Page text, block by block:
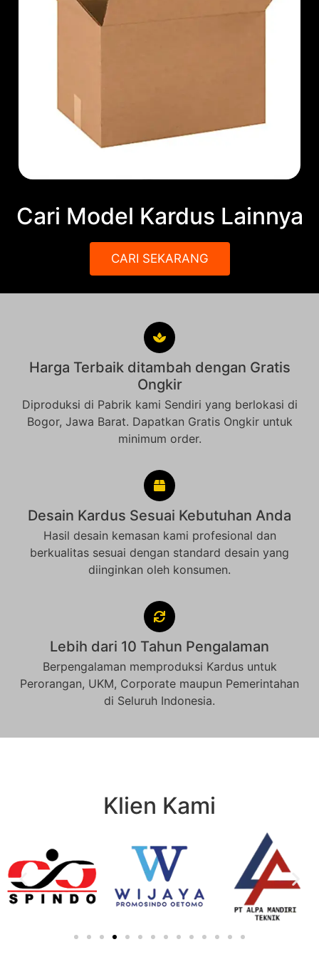
Cari Model Kardus Lainnya
CARI SEKARANG
Harga Terbaik ditambah dengan Gratis
Ongkir
Diproduksi di Pabrik kami Sendiri yang berlokasi di
Bogor, Jawa Barat. Dapatkan Gratis Ongkir untuk
minimum order.
Desain Kardus Sesuai Kebutuhan Anda
Hasil desain kemasan kami profesional dan
berkualitas sesuai dengan standard desain yang
diinginkan oleh konsumen.
Lebih dari 10 Tahun Pengalaman
Berpengalaman memproduksi Kardus untuk
Perorangan, UKM, Corporate maupun Pemerintahan
di Seluruh Indonesia.
Klien Kami